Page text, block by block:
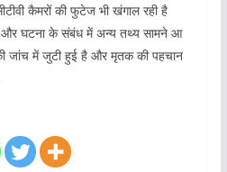
कैमरों की फुटेज भी खंगाल रही है
और घटना के संबंध में अन्य तथ्य सामने आ
जांच में जुटी हुई है और मृतक की पहचान